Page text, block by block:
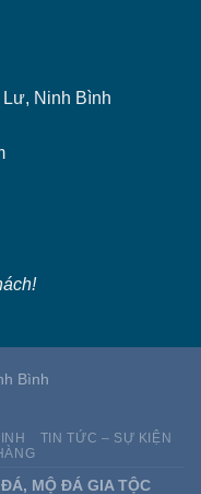
Ninh Bình
Bình
TIN TỨC – SỰ KIỆN
MỘ ĐÁ GIA TỘC